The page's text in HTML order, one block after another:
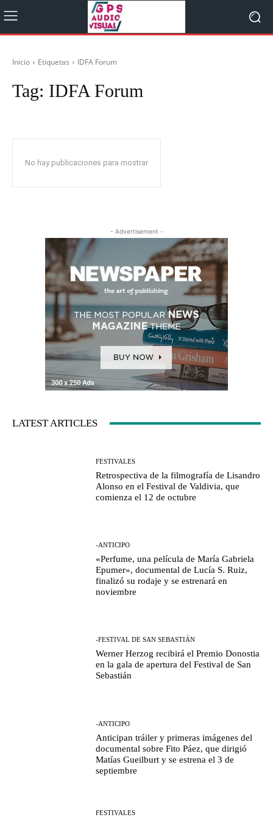
Inicio Etiquetas IDFA Forum
Tag: IDFA Forum
No hay publicaciones para mostrar
- Advertisement -
LATEST ARTICLES
FESTIVALES
Retrospectiva de la filmografía de Lisandro
Alonso en el Festival de Valdivia, que
comienza el 12 de octubre
-ANTICIPO
«Perfume, una película de María Gabriela
Epumer», documental de Lucía S. Ruiz,
finalizó su rodaje y se estrenará en
noviembre
-FESTIVAL DE SAN SEBASTIÁN
Werner Herzog recibirá el Premio Donostia
en la gala de apertura del Festival de San
Sebastián
-ANTICIPO
Anticipan tráiler y primeras imágenes del
documental sobre Fito Páez, que dirigió
Matías Gueilburt y se estrena el 3 de
septiembre
FESTIVALES